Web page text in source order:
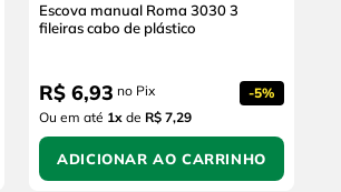
Escova manual Roma 3030 3
fileiras cabo de plástico
R$ 6,93 no Pix -5%
Ou em até 1x de R$ 7,29
ADICIONAR AO CARRINHO